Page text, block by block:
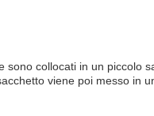
collocati in un piccolo
viene poi messo in